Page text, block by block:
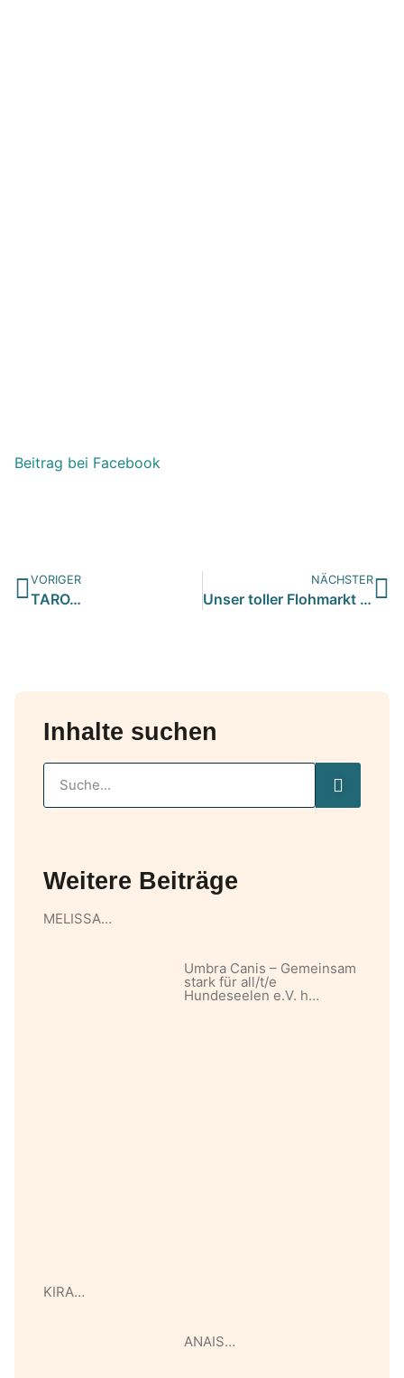
Beitrag bei Facebook
VORIGER
TARO…
NÄCHSTER
Unser toller Flohmarkt findet bald wieder statt…wer mag vo…
Inhalte suchen
Weitere Beiträge
MELISSA…
Umbra Canis – Gemeinsam
stark für all/t/e
Hundeseelen e.V. h…
KIRA…
ANAIS…